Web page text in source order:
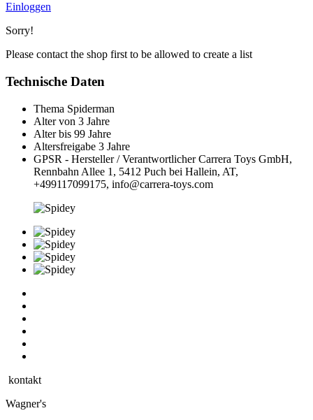
Einloggen
Sorry!
Please contact the shop first to be allowed to create a list
Technische Daten
Thema Spiderman
Alter von 3 Jahre
Alter bis 99 Jahre
Altersfreigabe 3 Jahre
GPSR - Hersteller / Verantwortlicher Carrera Toys GmbH,
Rennbahn Allee 1, 5412 Puch bei Hallein, AT,
+499117099175, info@carrera-toys.com
kontakt
Wagner's